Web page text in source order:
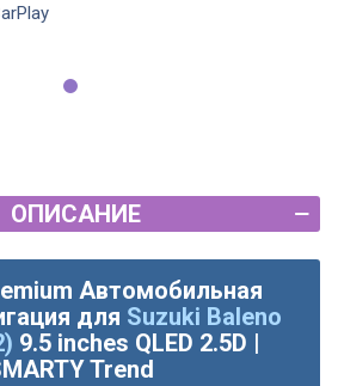
ОПИСАНИЕ
Автомобильная
для Suzuki Baleno
9.5 inches QLED 2.5D |
Trend